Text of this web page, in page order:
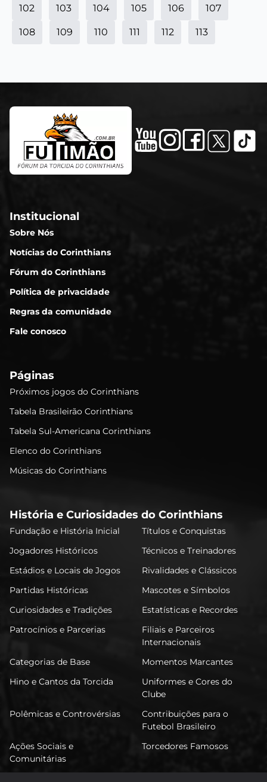
102 103 104 105 106 107
108 109 110 111 112 113
Institucional
Sobre Nós
Notícias do Corinthians
Fórum do Corinthians
Política de privacidade
Regras da comunidade
Fale conosco
Páginas
Próximos jogos do Corinthians
Tabela Brasileirão Corinthians
Tabela Sul-Americana Corinthians
Elenco do Corinthians
Músicas do Corinthians
História e Curiosidades do Corinthians
Fundação e História Inicial
Títulos e Conquistas
Jogadores Históricos
Técnicos e Treinadores
Estádios e Locais de Jogos
Rivalidades e Clássicos
Partidas Históricas
Mascotes e Símbolos
Curiosidades e Tradições
Estatísticas e Recordes
Patrocínios e Parcerias
Filiais e Parceiros
Internacionais
Categorias de Base
Momentos Marcantes
Hino e Cantos da Torcida
Uniformes e Cores do
Clube
Polêmicas e Controvérsias
Contribuições para o
Futebol Brasileiro
Ações Sociais e
Comunitárias
Torcedores Famosos